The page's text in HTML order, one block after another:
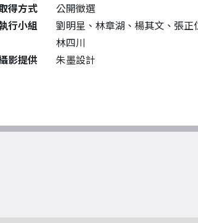
得方式
公開徵選
行小組
劉明星、林章湖、楊其文、張正
林四川
影提供
朱墨設計